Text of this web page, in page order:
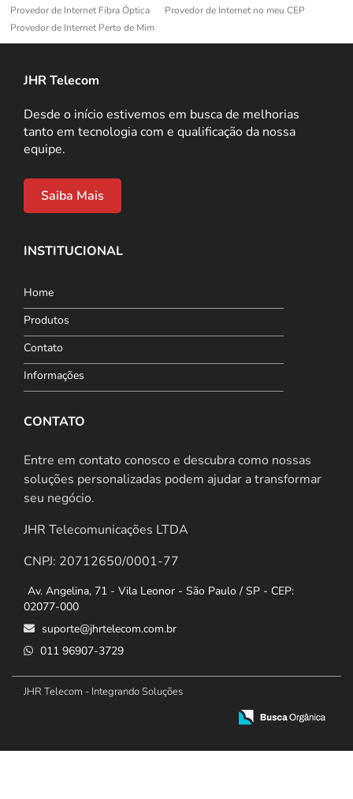
Provedor de Internet Fibra Óptica
Provedor de Internet no meu CEP
Provedor de Internet Perto de Mim
JHR Telecom
Desde o início estivemos em busca de melhorias
tanto em tecnologia com e qualificação da nossa
equipe.
Saiba Mais
INSTITUCIONAL
Home
Produtos
Contato
Informações
CONTATO
Entre em contato conosco e descubra como nossas
soluções personalizadas podem ajudar a transformar
seu negócio.
JHR Telecomunicações LTDA
CNPJ: 20712650/0001-77
Av. Angelina, 71 - Vila Leonor - São Paulo / SP - CEP:
02077-000
suporte@jhrtelecom.com.br
011 96907-3729
JHR Telecom - Integrando Soluções